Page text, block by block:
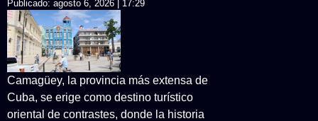
Publicado: agosto 6, 2026 | 17:29
Camagüey, la provincia más extensa de
Cuba, se erige como destino turístico
oriental de contrastes, donde la historia